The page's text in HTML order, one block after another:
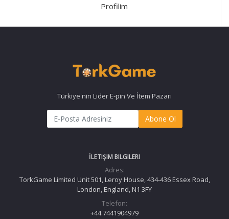
Profilim
Türkiye'nin Lider E-pin Ve İtem Pazarı
Abone Ol
İLETIŞIM BILGILERI
Adres:
TorkGame Limited Unit 501, Leroy House, 434-436 Essex Road,
London, England, N1 3FY
Telefon:
+44 7441904979